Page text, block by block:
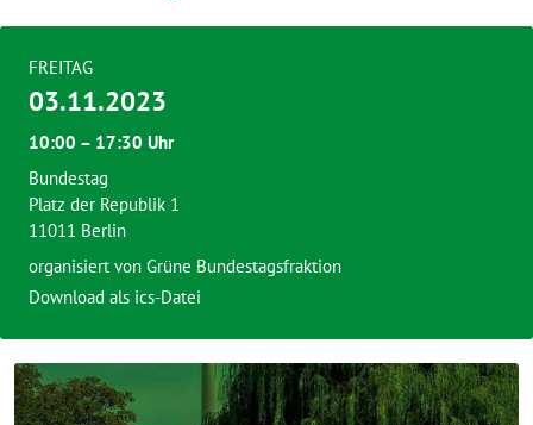
FREITAG
03.11.2023
10:00 – 17:30 Uhr
Bundestag
Platz der Republik 1
11011 Berlin
organisiert von Grüne Bundestagsfraktion
Download als ics-Datei